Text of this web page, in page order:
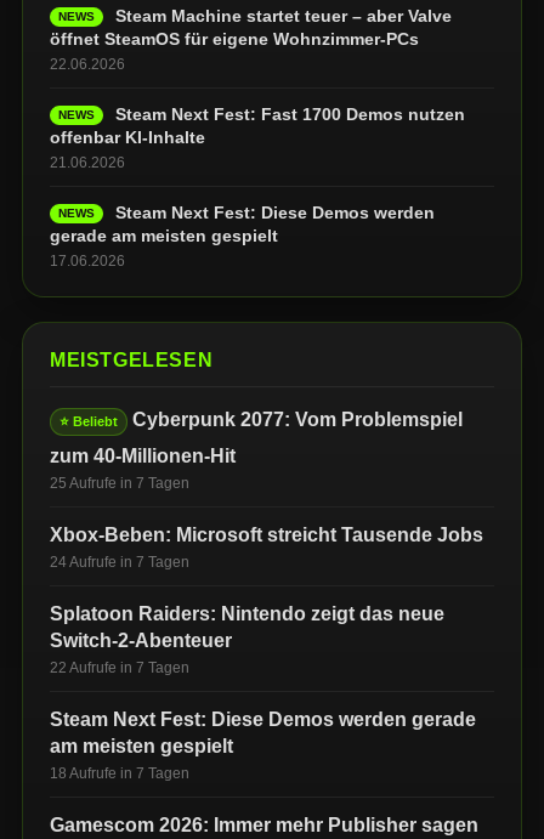
NEWS
Steam Machine startet teuer – aber Valve
öffnet SteamOS für eigene Wohnzimmer-PCs
22.06.2026
NEWS
Steam Next Fest: Fast 1700 Demos nutzen
offenbar KI-Inhalte
21.06.2026
NEWS
Steam Next Fest: Diese Demos werden
gerade am meisten gespielt
17.06.2026
MEISTGELESEN
⭐ Beliebt
Cyberpunk 2077: Vom Problemspiel
zum 40-Millionen-Hit
25 Aufrufe in 7 Tagen
Xbox-Beben: Microsoft streicht Tausende Jobs
24 Aufrufe in 7 Tagen
Splatoon Raiders: Nintendo zeigt das neue
Switch-2-Abenteuer
22 Aufrufe in 7 Tagen
Steam Next Fest: Diese Demos werden gerade
am meisten gespielt
18 Aufrufe in 7 Tagen
Gamescom 2026: Immer mehr Publisher sagen